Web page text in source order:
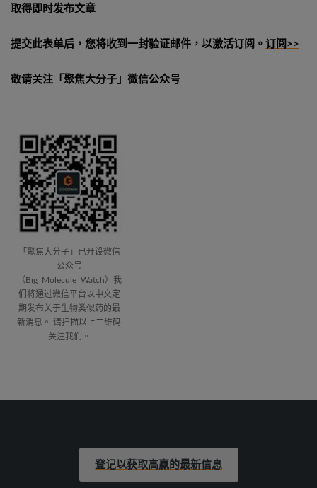
取得即时发布文章
提交此表单后，您将收到一封验证邮件，以激活订阅。 订阅>>
敬请关注「聚焦大分子」微信公众号
「聚焦大分子」已开设微信
公众号
（Big_Molecule_Watch）我
们将通过微信平台以中文定
期发布关于生物类似药的最
新消息。 请扫描以上二维码
关注我们。
登记以获取高赢的最新信息